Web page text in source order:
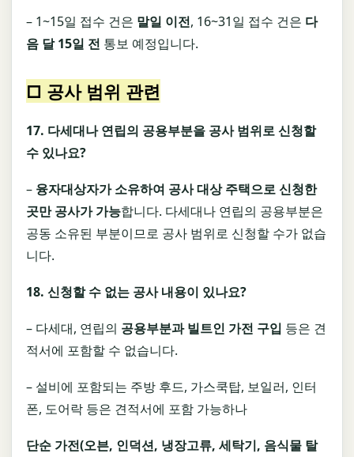
– 1~15일 접수 건은 말일 이전, 16~31일 접수 건은 다
음 달15일 전 통보 예정입니다.
□ 공사 범위 관련
17. 다세대나 연립의 공용부분을 공사 범위로 신청할
수 있나요?
– 융자대상자가소유하여 공사 대상 주택으로 신청한
곳만 공사가 가능합니다. 다세대나 연립의 공용부분은
공동 소유된 부분이므로 공사 범위로 신청할 수가 없습
니다.
18. 신청할 수 없는 공사 내용이 있나요?
– 다세대, 연립의 공용부분과 빌트인 가전 구입 등은 견
적서에 포함할 수 없습니다.
– 설비에 포함되는 주방 후드, 가스쿡탑, 보일러, 인터
폰, 도어락 등은 견적서에 포함 가능하나
단순 가전(오븐, 인덕션, 냉장고류, 세탁기, 음식물 탈